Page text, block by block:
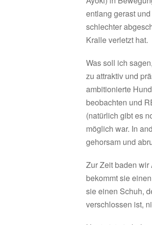
entlang gerast
schlechter
Kralle verletzt hat.
Was soll ich
zu attraktiv und
ambitionierte
beobachten und
(natürlich gibt es
möglich war. In
gehorsam und
Zur Zeit baden
bekommt sie
sie einen Schuh,
verschlossen ist,